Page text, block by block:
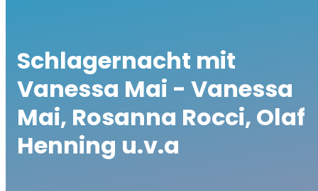
Schlagernacht mit
Vanessa Mai - Vanessa
Mai, Rosanna Rocci, Olaf
Henning u.v.a